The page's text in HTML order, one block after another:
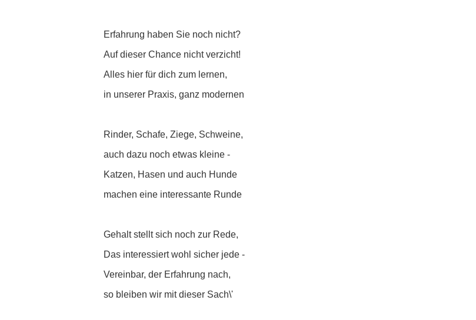
Erfahrung haben Sie noch nicht?
Auf dieser Chance nicht verzicht!
Alles hier für dich zum lernen,
in unserer Praxis, ganz modernen
Rinder, Schafe, Ziege, Schweine,
auch dazu noch etwas kleine -
Katzen, Hasen und auch Hunde
machen eine interessante Runde
Gehalt stellt sich noch zur Rede,
Das interessiert wohl sicher jede -
Vereinbar, der Erfahrung nach,
so bleiben wir mit dieser Sach\'